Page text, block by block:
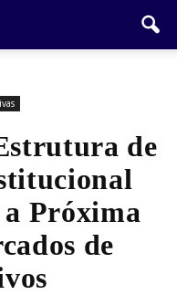
de
Próxima
de